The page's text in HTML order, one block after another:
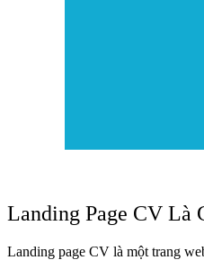
Landing Page CV Là
Landing page CV là một trang